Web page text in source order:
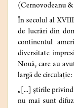
(Cernovodeanu
În secolul al
de lucrări din
continentul
diversitate
Nouă, care au
largă de circulație:
„[...] știrile
nu mai sunt